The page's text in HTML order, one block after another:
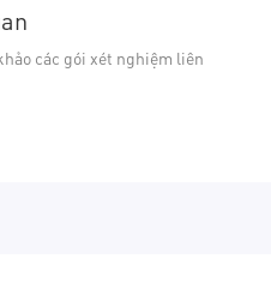
các gói xét nghiệm liên